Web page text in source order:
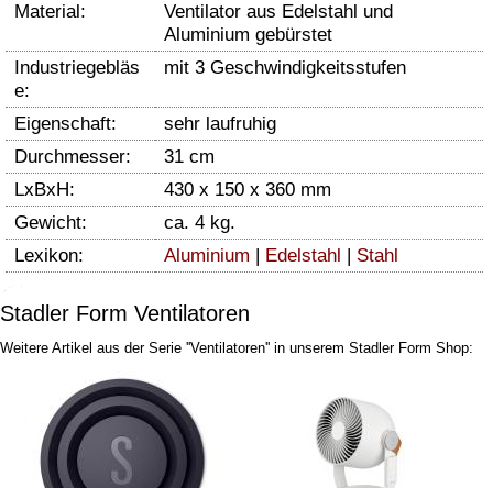
Material:
Ventilator aus Edelstahl und
Aluminium gebürstet
Industriegebläs
e:
mit 3 Geschwindigkeitsstufen
Eigenschaft:
sehr laufruhig
Durchmesser:
31 cm
LxBxH:
430 x 150 x 360 mm
Gewicht:
ca. 4 kg.
Lexikon:
Aluminium Edelstahl Stahl
Stadler Form Ventilatoren
Weitere Artikel aus der Serie ''Ventilatoren'' in unserem Stadler Form Shop: